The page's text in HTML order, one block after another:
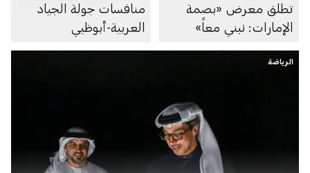
تطلق معرض «بصمة
الإمارات: نبني معاً»
منافسات جولة الجياد
العربية-أبوظبي
الرياضة